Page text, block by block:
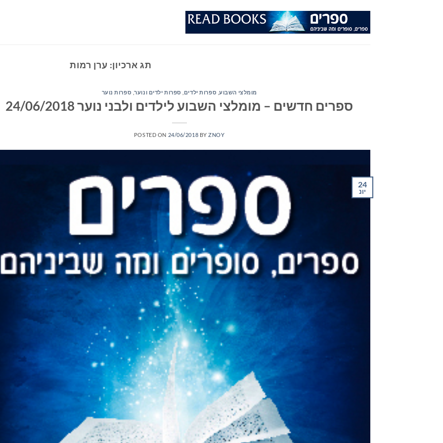
תג ארכיון: ערן רמות
מומלצי השבוע, ספרות ילדים ספרות ילדים ונוער, ספרות נוער
ספרים חדשים – מומלצי השבוע לילדים ולבני נוער 24/06/2018
POSTED ON 24/06/2018 BYZNOY
24
יונ